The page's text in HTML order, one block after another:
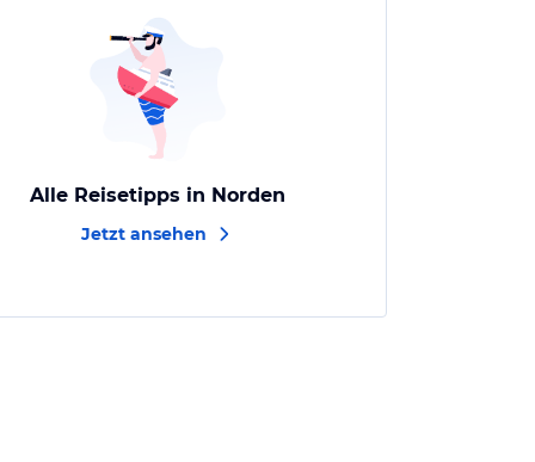
Alle Reisetipps in Norden
Jetzt ansehen